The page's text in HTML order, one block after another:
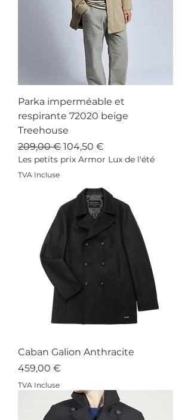
Parka imperméable et
respirante 72020 beige
Treehouse
Prix original
209,00 € Prix promotionnel
104,50 €
Les petits prix Armor Lux de l'été
TVA Incluse
Caban Galion Anthracite
Prix
459,00 €
TVA Incluse